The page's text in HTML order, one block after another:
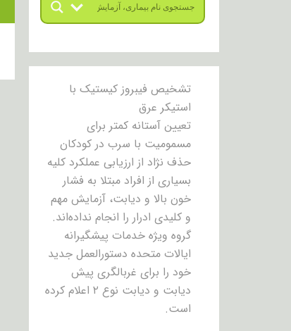
تشخیص فیبروز کیستیک با
استیکر عرق
تعیین آستانه کمتر برای
مسمومیت با سرب در کودکان
حذف نژاد از ارزیابی عملکرد کلیه
بسیاری از افراد مبتلا به فشار
خون بالا و دیابت، آزمایش مهم
و کلیدی ادرار را انجام نداده‌اند.
گروه ویژه خدمات پیشگیرانه
ایالات متحده دستورالعمل جدید
خود را برای غربالگری پیش
دیابت و دیابت نوع ۲ اعلام کرده
است.